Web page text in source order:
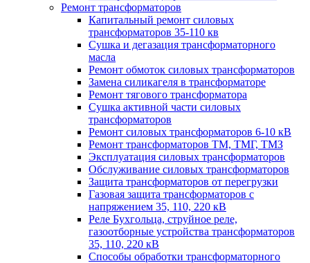
Ремонт трансформаторов
Капитальный ремонт силовых
трансформаторов 35-110 кв
Сушка и дегазация трансформаторного
масла
Ремонт обмоток силовых трансформаторов
Замена силикагеля в трансформаторе
Ремонт тягового трансформатора
Сушка активной части силовых
трансформаторов
Ремонт силовых трансформаторов 6-10 кВ
Ремонт трансформаторов ТМ, ТМГ, ТМЗ
Эксплуатация силовых трансформаторов
Обслуживание силовых трансформаторов
Защита трансформаторов от перегрузки
Газовая защита трансформаторов с
напряжением 35, 110, 220 кВ
Реле Бухгольца, струйное реле,
газоотборные устройства трансформаторов
35, 110, 220 кВ
Способы обработки трансформаторного